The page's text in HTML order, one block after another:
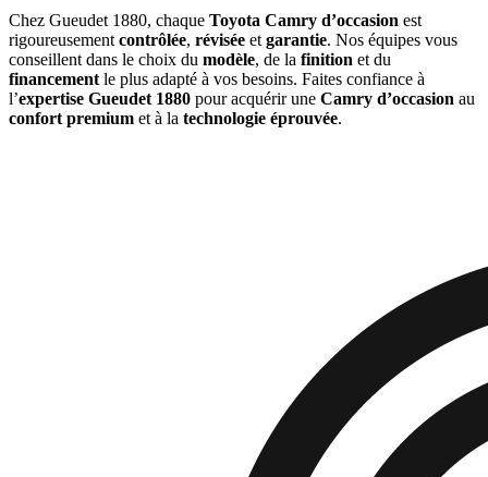
Chez Gueudet 1880, chaque Toyota Camry d’occasion est
rigoureusement contrôlée, révisée et garantie. Nos équipes vous
conseillent dans le choix du modèle, de la finition et du
financement le plus adapté à vos besoins. Faites confiance à
l’expertise Gueudet 1880 pour acquérir une Camry d’occasion au
confort premium et à la technologie éprouvée.